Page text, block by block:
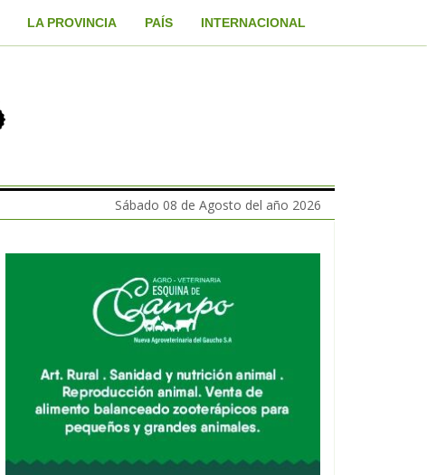
LA PROVINCIA PAÍS INTERNACIONAL
Sábado 08 de Agosto del año 2026